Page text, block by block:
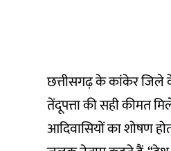
छत्तीसगढ़ के कांकेर जिले
तेंदूपत्ता की सही कीमत
आदिवासियों का शोषण